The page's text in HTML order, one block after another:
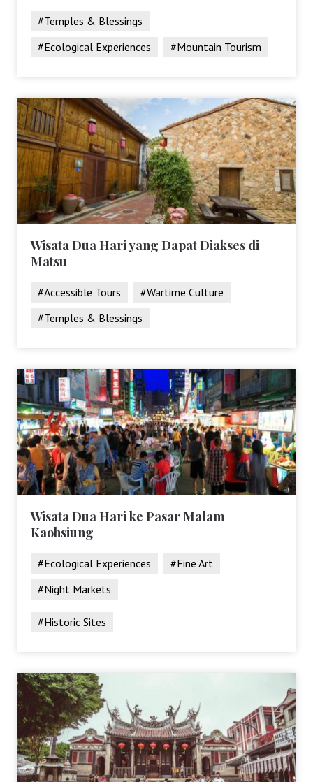
#Temples & Blessings
#Ecological Experiences
#Mountain Tourism
Wisata Dua Hari yang Dapat Diakses di
Matsu
#Accessible Tours
#Wartime Culture
#Temples & Blessings
Wisata Dua Hari ke Pasar Malam
Kaohsiung
#Ecological Experiences
#Fine Art
#Night Markets
#Historic Sites